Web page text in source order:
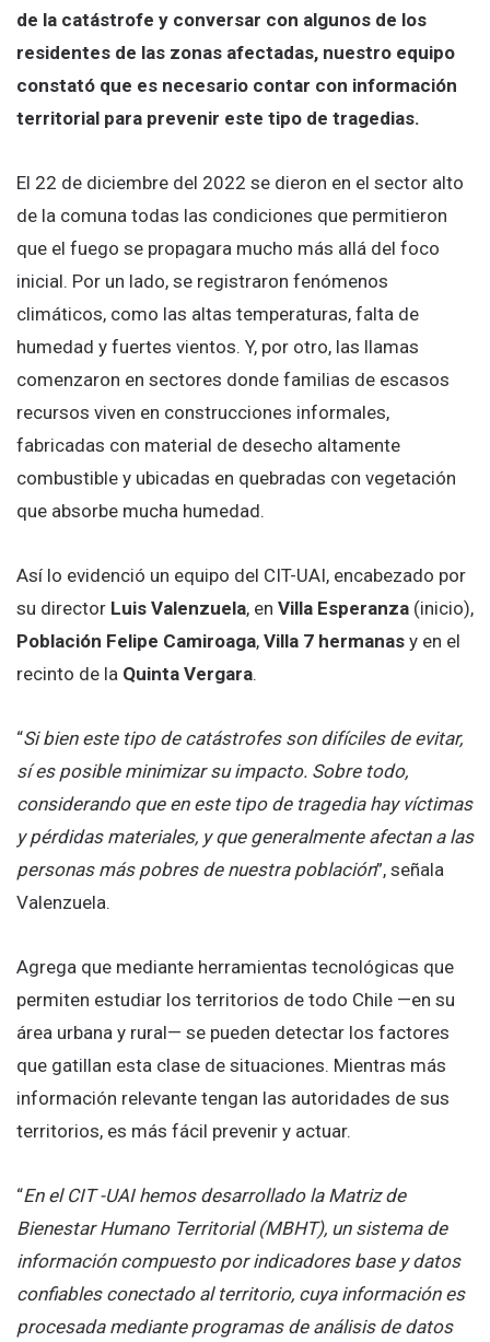
de la catástrofe y conversar con algunos de los
residentes de las zonas afectadas, nuestro equipo
constató que es necesario contar con información
territorial para prevenir este tipo de tragedias.
El 22 de diciembre del 2022 se dieron en el sector alto
de la comuna todas las condiciones que permitieron
que el fuego se propagara mucho más allá del foco
inicial. Por un lado, se registraron fenómenos
climáticos, como las altas temperaturas, falta de
humedad y fuertes vientos. Y, por otro, las llamas
comenzaron en sectores donde familias de escasos
recursos viven en construcciones informales,
fabricadas con material de desecho altamente
combustible y ubicadas en quebradas con vegetación
que absorbe mucha humedad.
Así lo evidenció un equipo del CIT-UAI, encabezado por
su director Luis Valenzuela, en Villa Esperanza (inicio),
Población Felipe Camiroaga, Villa 7 hermanas y en el
recinto de la Quinta Vergara.
“Si bien este tipo de catástrofes son difíciles de evitar,
sí es posible minimizar su impacto. Sobre todo,
considerando que en este tipo de tragedia hay víctimas
y pérdidas materiales, y que generalmente afectan a las
personas más pobres de nuestra población”, señala
Valenzuela.
Agrega que mediante herramientas tecnológicas que
permiten estudiar los territorios de todo Chile —en su
área urbana y rural— se pueden detectar los factores
que gatillan esta clase de situaciones. Mientras más
información relevante tengan las autoridades de sus
territorios, es más fácil prevenir y actuar.
“En el CIT -UAI hemos desarrollado la Matriz de
Bienestar Humano Territorial (MBHT), un sistema de
información compuesto por indicadores base y datos
confiables conectado al territorio, cuya información es
procesada mediante programas de análisis de datos